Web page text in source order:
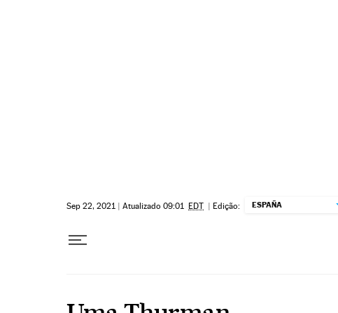
Sep 22, 2021 | Atualizado 09:01 EDT | Edição: ESPAÑA